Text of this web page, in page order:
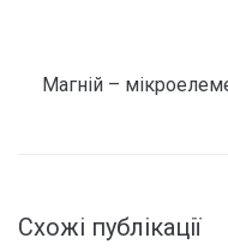
Магній –
Схожі публікації